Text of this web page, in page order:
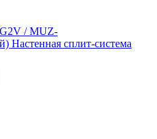
/ MUZ-
Настенная сплит-система